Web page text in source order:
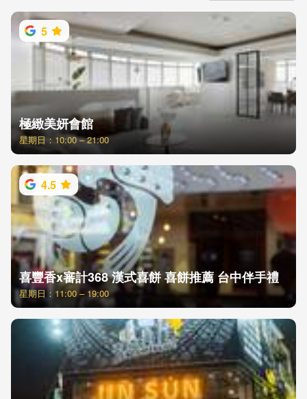
5
極緻美妍會館
星期日：10:00 – 21:00
4.5
喜豐香x審計368 漢式喜餅 喜餅推薦 台中伴手禮
星期日：11:00 – 19:00